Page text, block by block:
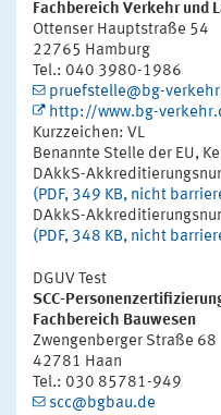
Fachbereich Verkehr und
Ottenser Hauptstraße 54
22765 Hamburg
Tel.: 040 3980-1986
pruefstelle@bg-
http://www.bg-
Kurzzeichen: VL
Benannte Stelle der EU,
DAkkS-
(PDF, 349 KB, nicht
DAkkS-
(PDF, 348 KB, nicht
DGUV Test
SCC-
Fachbereich Bauwesen
Zwengenberger Straße 68
42781 Haan
Tel.: 030 85781-949
scc@bgbau.de